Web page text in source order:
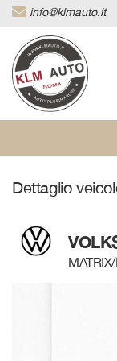
info@klmauto.it
Dettaglio
tue
preferenze
di
consenso
pannello
consente
le
tue
preferenze